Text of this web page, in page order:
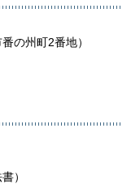
の州町2番地）
）